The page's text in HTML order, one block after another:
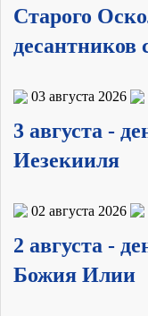
Старого
десантников
03 августа 2026
3 августа -
Иезекииля
02 августа 2026
2 августа -
Божия Илии